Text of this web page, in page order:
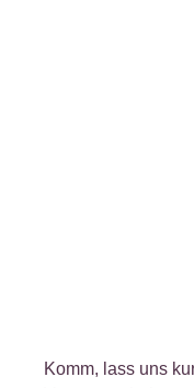
Komm, lass uns